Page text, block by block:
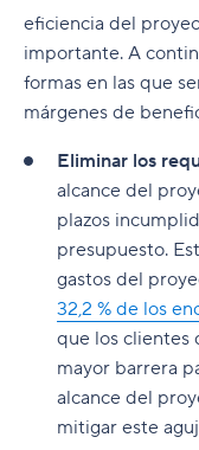
eficiencia del
importante. A
formas en las que
márgenes de
Eliminar los
alcance del
plazos
presupuesto.
gastos del
32,2 % de los
que los clientes
mayor barrera
alcance del
mitigar este